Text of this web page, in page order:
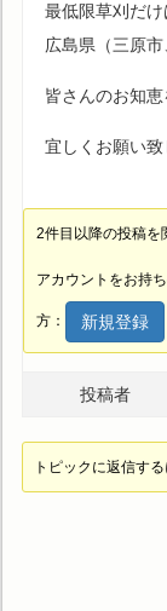
最低限草刈だけ
広島県（三原市
皆さんのお知恵
宜しくお願い致
2件目以降の投稿を
アカウントをお持ち
方： 新規登録
投稿者
トピックに返信す